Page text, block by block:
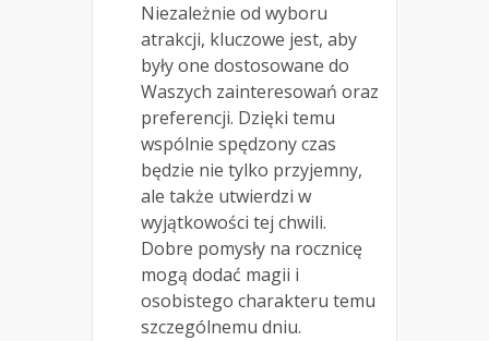
Niezależnie od wyboru
atrakcji, kluczowe jest, aby
były one dostosowane do
Waszych zainteresowań oraz
preferencji. Dzięki temu
wspólnie spędzony czas
będzie nie tylko przyjemny,
ale także utwierdzi w
wyjątkowości tej chwili.
Dobre pomysły na rocznicę
mogą dodać magii i
osobistego charakteru temu
szczególnemu dniu.